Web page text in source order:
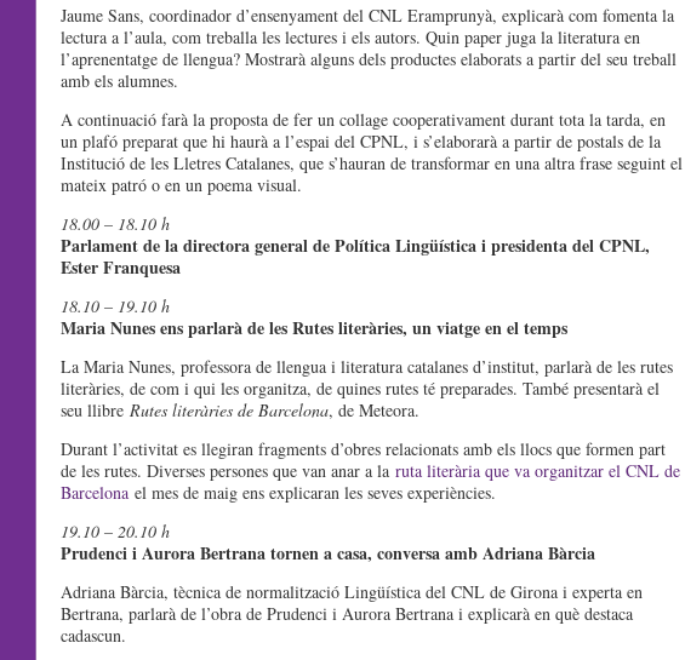
Jaume Sans, coordinador d’ensenyament del CNL Eramprunyà, explicarà com fomenta la
lectura a l’aula, com treballa les lectures i els autors. Quin paper juga la literatura en
l’aprenentatge de llengua? Mostrarà alguns dels productes elaborats a partir del seu treball
amb els alumnes.
A continuació farà la proposta de fer un collage cooperativament durant tota la tarda, en
un plafó preparat que hi haurà a l’espai del CPNL, i s’elaborarà a partir de postals de la
Institució de les Lletres Catalanes, que s’hauran de transformar en una altra frase seguint el
mateix patró o en un poema visual.
18.00 – 18.10 h
Parlament de la directora general de Política Lingüística i presidenta del CPNL,
Ester Franquesa
18.10 – 19.10 h
Maria Nunes ens parlarà de les Rutes literàries, un viatge en el temps
La Maria Nunes, professora de llengua i literatura catalanes d’institut, parlarà de les rutes
literàries, de com i qui les organitza, de quines rutes té preparades. També presentarà el
seu llibre Rutes literàries de Barcelona, de Meteora.
Durant l’activitat es llegiran fragments d’obres relacionats amb els llocs que formen part
de les rutes. Diverses persones que van anar a la ruta literària que va organitzar el CNL de
Barcelonael mes de maig ens explicaran les seves experiències.
19.10 – 20.10 h
Prudenci i Aurora Bertrana tornen a casa, conversa amb Adriana Bàrcia
Adriana Bàrcia, tècnica de normalització Lingüística del CNL de Girona i experta en
Bertrana, parlarà de l’obra de Prudenci i Aurora Bertrana i explicarà en què destaca
cadascun.